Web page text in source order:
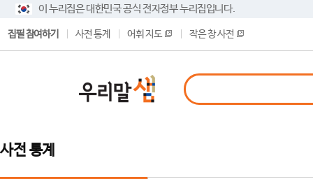
이 누리집은 대한민국 공식 전자정부 누리집입니다.
집필 참여하기 사전 통계 어휘 지도 작은 창 사전
사전 통계